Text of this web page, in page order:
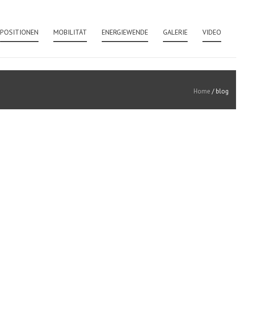
POSITIONEN MOBILITÄT ENERGIEWENDE GALERIE VIDEO
Home /blog